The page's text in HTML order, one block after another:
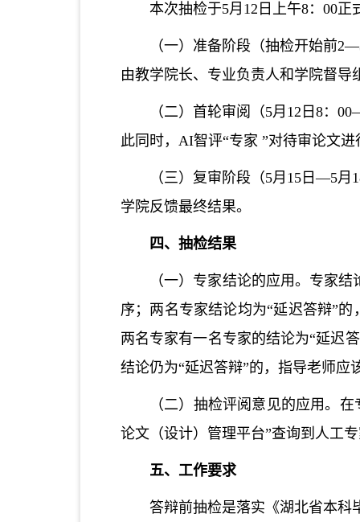
本次抽检于5月12日上午8：00正
（一）准备阶段（抽检开始前2—
由教学院长、专业负责人和学院督
（二）首轮审阅（5月12日8：
此同时， AI智评“专家 ”对待审论文
（三）复审阶段（5月15日—5月
学院反馈最终结果。
四、抽检结果
（一）专家结论的应用。专家
序；两名专家结论均为“延迟答辩”
两名专家有一名专家的结论为“延迟
结论仍为“延迟答辩”的，指导老师
（二） 抽检评阅意见的应用。
论文（设计）管理平台”查询到人工
五、工作要求
答辩前抽检是落实《湖北省本科